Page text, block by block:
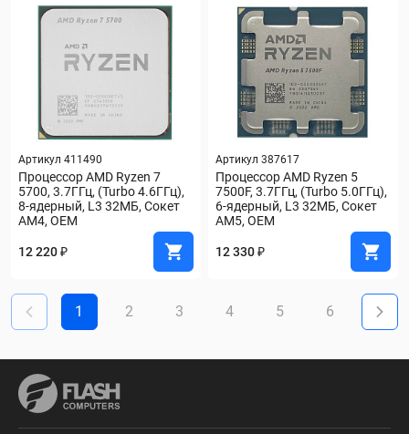
Артикул 411490
Процессор AMD Ryzen 7
5700, 3.7ГГц, (Turbo 4.6ГГц),
8-ядерный, L3 32МБ, Сокет
AM4, OEM
12 220 ₽
Артикул 387617
Процессор AMD Ryzen 5
7500F, 3.7ГГц, (Turbo 5.0ГГц),
6-ядерный, L3 32МБ, Сокет
AM5, OEM
12 330 ₽
1 2 3 4 5 6